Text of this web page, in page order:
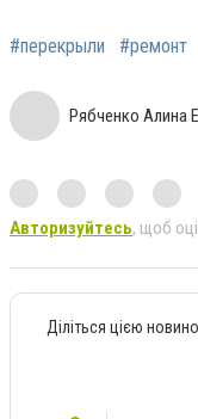
#перекрыли #ремонт
Рябченко Алина
Авторизуйтесь, щоб
Діліться цією